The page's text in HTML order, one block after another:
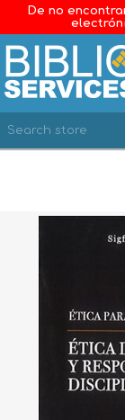
De no
WISHLIST
0